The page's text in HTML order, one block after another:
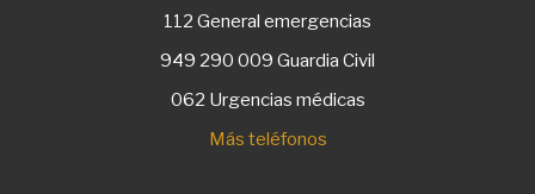
112 General emergencias
949 290 009 Guardia Civil
062 Urgencias médicas
Más teléfonos